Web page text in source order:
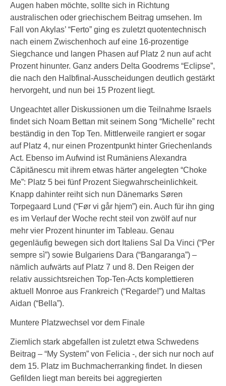
Augen haben möchte, sollte sich in Richtung
australischen oder griechischem Beitrag umsehen. Im
Fall von Akylas’ “Ferto” ging es zuletzt quotentechnisch
nach einem Zwischenhoch auf eine 16-prozentige
Siegchance und langen Phasen auf Platz 2 nun auf acht
Prozent hinunter. Ganz anders Delta Goodrems “Eclipse”,
die nach den Halbfinal-Ausscheidungen deutlich gestärkt
hervorgeht, und nun bei 15 Prozent liegt.
Ungeachtet aller Diskussionen um die Teilnahme Israels
findet sich Noam Bettan mit seinem Song “Michelle” recht
beständig in den Top Ten. Mittlerweile rangiert er sogar
auf Platz 4, nur einen Prozentpunkt hinter Griechenlands
Act. Ebenso im Aufwind ist Rumäniens Alexandra
Căpitănescu mit ihrem etwas härter angelegten “Choke
Me”: Platz 5 bei fünf Prozent Siegwahrscheinlichkeit.
Knapp dahinter reiht sich nun Dänemarks Søren
Torpegaard Lund (“Før vi går hjem”) ein. Auch für ihn ging
es im Verlauf der Woche recht steil von zwölf auf nur
mehr vier Prozent hinunter im Tableau. Genau
gegenläufig bewegen sich dort Italiens Sal Da Vinci (“Per
sempre sì”) sowie Bulgariens Dara (“Bangaranga”) –
nämlich aufwärts auf Platz 7 und 8. Den Reigen der
relativ aussichtsreichen Top-Ten-Acts komplettieren
aktuell Monroe aus Frankreich (“Regarde!”) und Maltas
Aidan (“Bella”).
Muntere Platzwechsel vor dem Finale
Ziemlich stark abgefallen ist zuletzt etwa Schwedens
Beitrag – “My System” von Felicia -, der sich nur noch auf
dem 15. Platz im Buchmacherranking findet. In diesen
Gefilden liegt man bereits bei aggregierten